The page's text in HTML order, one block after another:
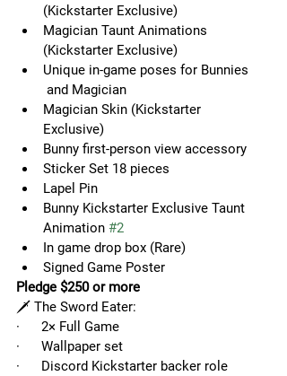
(Kickstarter Exclusive)
Magician Taunt Animations
(Kickstarter Exclusive)
Unique in-game poses for Bunnies
and Magician
Magician Skin (Kickstarter
Exclusive)
Bunny first-person view accessory
Sticker Set 18 pieces
Lapel Pin
Bunny Kickstarter Exclusive Taunt
Animation #2
In game drop box (Rare)
Signed Game Poster
Pledge $250 or more
🗡️ The Sword Eater:
·      2× Full Game
·      Wallpaper set
·      Discord Kickstarter backer role